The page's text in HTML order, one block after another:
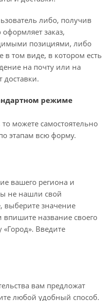
либо, получив
заказ,
позициями, либо
в том виде, в котором есть
на почту или на
режиме
можете самостоятельно
этапам всю форму.
вашего региона и
не нашли свой
выберите значение
впишите название своего
«Город». Введите
вам предложат
любой удобный способ.